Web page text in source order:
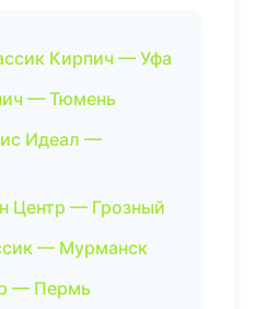
Кирпич — Уфа
— Тюмень
Идеал —
Центр — Грозный
— Мурманск
— Пермь